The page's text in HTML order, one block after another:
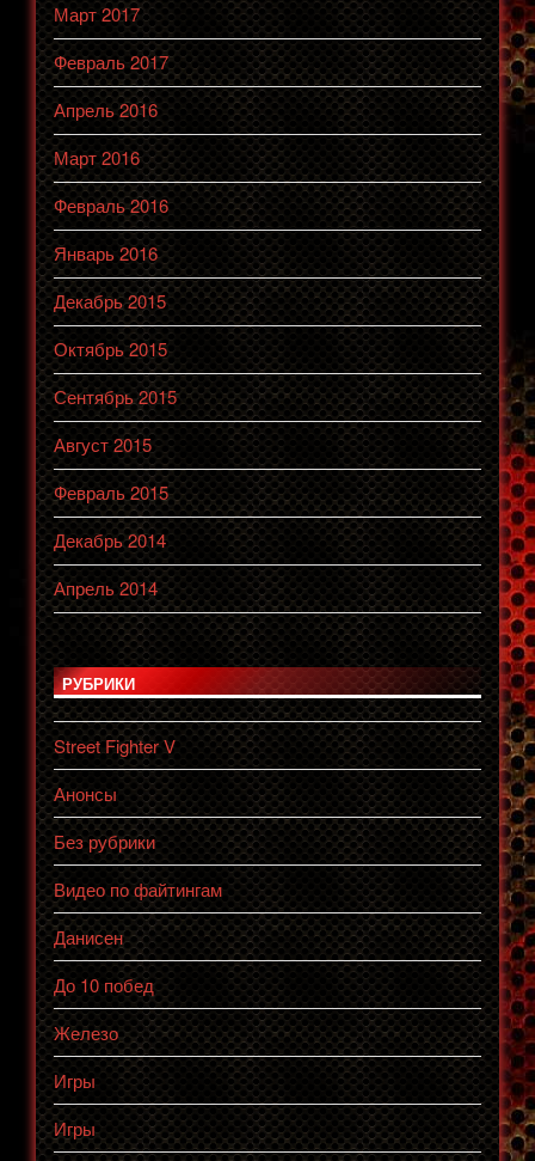
Март 2017
Февраль 2017
Апрель 2016
Март 2016
Февраль 2016
Январь 2016
Декабрь 2015
Октябрь 2015
Сентябрь 2015
Август 2015
Февраль 2015
Декабрь 2014
Апрель 2014
РУБРИКИ
Street Fighter V
Анонсы
Без рубрики
Видео по файтингам
Данисен
До 10 побед
Железо
Игры
Игры